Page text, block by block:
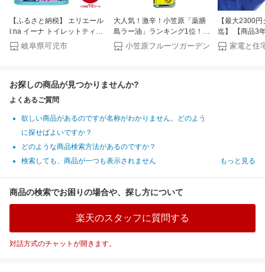
【ふるさと納税】 エリエール
i:na イーナ トイレットティシ
ュー シングル【選べる個数】
ハーフサイズ トイレットペー
蓄 防災 消耗品 生活雑貨 生活
用品 コンパクト 岐阜県 可児
市 送料無料
岐阜県可児市
大人気！激辛！小笠原「薬膳
島ラー油」ランキング1位！お
土産お取り寄せ販売 世界遺産
小笠原 薬膳島らーゆ 世界一辛
の為品薄フル生産中【お試
小笠原フルーツガーデン
【最大2300
迄】 【商品3
証】 工事費込
ー3000件突破
お探しの商品が見つかりませんか?
よくあるご質問
欲しい商品があるのですが名称がわかりません。どのよう
に探せばよいですか？
どのような商品検索方法があるのですか？
検索しても、商品が一つも表示されません
もっと見る
商品の検索でお困りの場合や、探し方について
楽天のスタッフに質問する
対話方式のチャットが開きます。